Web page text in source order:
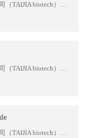
杭州肽佳生物科技有限公司（TAIJIA biotech）位于杭州滨江区天和高科园区。公司主要科研人员拥有十多年的多肽产品研发经验，可以为您提供多肽序列设计服务及各种特殊修饰肽生产。目前，我们可以提供：糖肽、同位素标记肽、大环螯合肽、MAPS复合抗原肽，应用于各类科学研究；各种荧光标记多肽，应用...
杭州肽佳生物科技有限公司（TAIJIA biotech）位于杭州滨江区天和高科园区。公司主要科研人员拥有十多年的多肽产品研发经验，可以为您提供多肽序列设计服务及各种特殊修饰肽生产。目前，我们可以提供：糖肽、同位素标记肽、大环螯合肽、MAPS复合抗原肽，应用于各类科学研究；各种荧光标记多肽，应用...